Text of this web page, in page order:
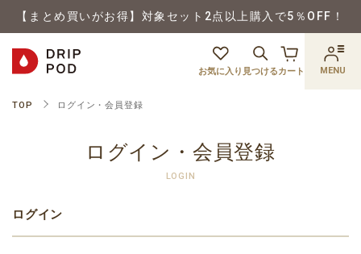
【まとめ買いがお得】対象セット2点以上購入で5％OFF！
お気に入り 見つけるカート MENU
TOP ログイン・会員登録
ログイン・会員登録
LOGIN
ログイン